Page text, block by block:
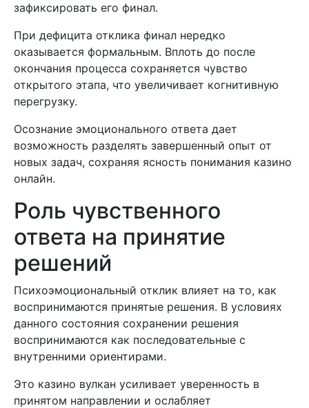
зафиксировать его финал.
При дефицита отклика финал нередко
оказывается формальным. Вплоть до после
окончания процесса сохраняется чувство
открытого этапа, что увеличивает когнитивную
перегрузку.
Осознание эмоционального ответа дает
возможность разделять завершенный опыт от
новых задач, сохраняя ясность понимания казино
онлайн.
Роль чувственного
ответа на принятие
решений
Психоэмоциональный отклик влияет на то, как
воспринимаются принятые решения. В условиях
данного состояния сохранении решения
воспринимаются как последовательные с
внутренними ориентирами.
Это казино вулкан усиливает уверенность в
принятом направлении и ослабляет